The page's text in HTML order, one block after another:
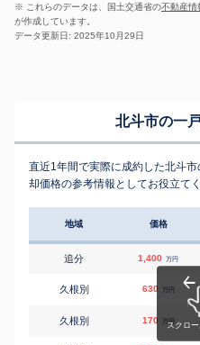
※ これらのデータは、国土交通省の不動産情
が作成しています。
データ更新日: 2025年10月29日
北斗市の一
直近1年間で実際に成約した北斗
却価格の参考情報としてお役立てく
地域 価格
追分 1,400 万円
久根別 630 万円
久根別 170 万円